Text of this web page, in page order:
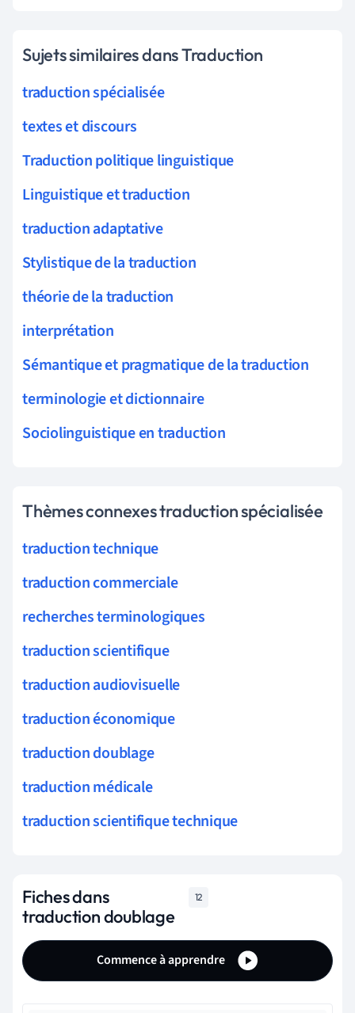
Sujets similaires dans Traduction
traduction spécialisée
textes et discours
Traduction politique linguistique
Linguistique et traduction
traduction adaptative
Stylistique de la traduction
théorie de la traduction
interprétation
Sémantique et pragmatique de la traduction
terminologie et dictionnaire
Sociolinguistique en traduction
Thèmes connexes traduction spécialisée
traduction technique
traduction commerciale
recherches terminologiques
traduction scientifique
traduction audiovisuelle
traduction économique
traduction doublage
traduction médicale
traduction scientifique technique
Fiches dans
traduction doublage
12
Commence à apprendre